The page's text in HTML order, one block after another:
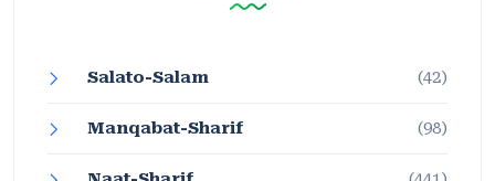
Salato-Salam (42)
Manqabat-Sharif (98)